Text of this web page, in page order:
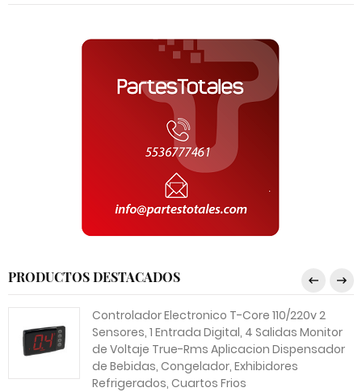
PRODUCTOS DESTACADOS
Controlador Electronico T-Core 110/220v 2
Sensores, 1 Entrada Digital, 4 Salidas Monitor
de Voltaje True-Rms Aplicacion Dispensador
de Bebidas, Congelador, Exhibidores
Refrigerados, Cuartos Frios